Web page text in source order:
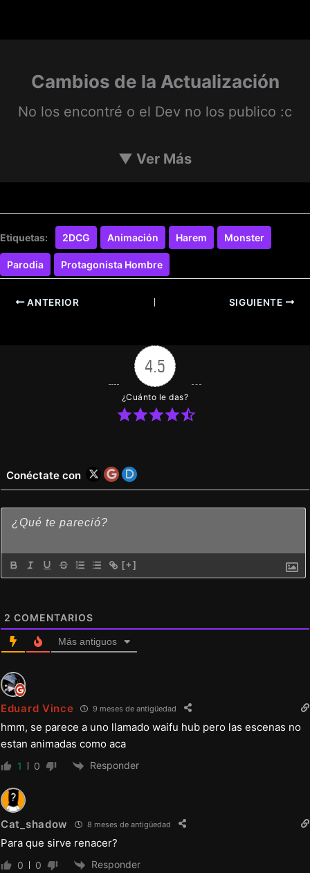
Cambios de la Actualización
No los encontré o el Dev no los publico :c
▼ Ver Más
Etiquetas: 2DCG Animación Harem Monster
Parodia Protagonista Hombre
ANTERIOR SIGUIENTE
4.5
¿Cuánto le das?
Conéctate con
[+]
2 COMENTARIOS
Más antiguos
Eduard Vince 9 meses de antigüedad
hmm, se parece a uno llamado waifu hub pero las escenas no
estan animadas como aca
1 0 Responder
Cat_shadow 8 meses de antigüedad
Para que sirve renacer?
0 0 Responder